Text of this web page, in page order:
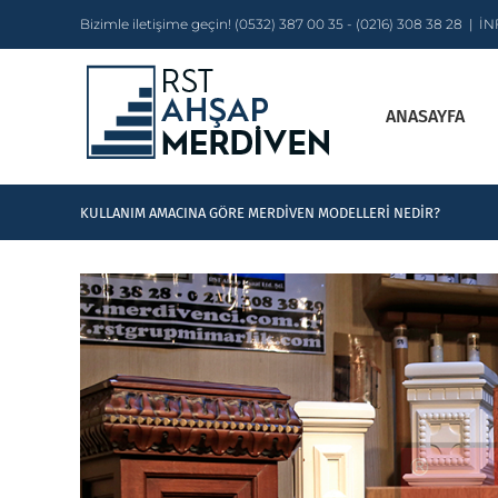
Bizimle iletişime geçin! (0532) 387 00 35 - (0216) 308 38 28 |
ANASAYFA
KULLANIM AMACINA GÖRE MERDIVEN MODELLERI NEDIR?
View
Larger
Image